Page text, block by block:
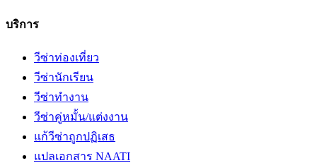
บริการ
วีซ่าท่องเที่ยว
วีซ่านักเรียน
วีซ่าทำงาน
วีซ่าคู่หมั้น/แต่งงาน
แก้วีซ่าถูกปฏิเสธ
แปลเอกสาร NAATI